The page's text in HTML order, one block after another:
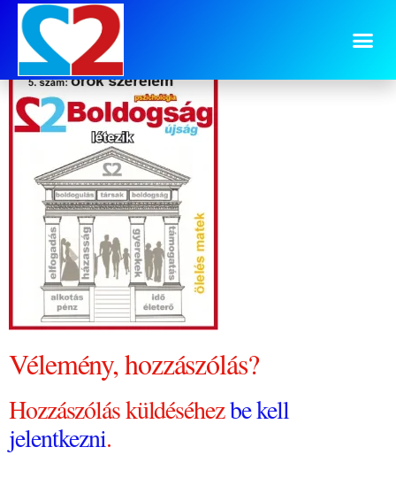
5 sz cimoldal
Vélemény, hozzászólás?
Hozzászólás küldéséhezbe kell
jelentkezni.